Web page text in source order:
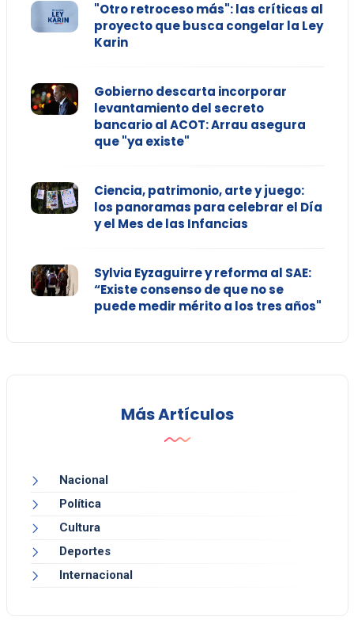
"Otro retroceso más": las críticas al
proyecto que busca congelar la Ley
Karin
Gobierno descarta incorporar
levantamiento del secreto
bancario al ACOT: Arrau asegura
que "ya existe"
Ciencia, patrimonio, arte y juego:
los panoramas para celebrar el Día
y el Mes de las Infancias
Sylvia Eyzaguirre y reforma al SAE:
“Existe consenso de que no se
puede medir mérito a los tres años"
Más Artículos
Nacional
Política
Cultura
Deportes
Internacional